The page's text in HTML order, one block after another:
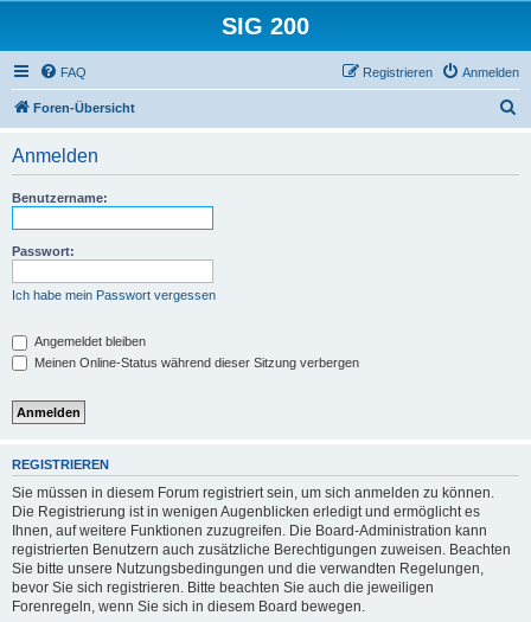
SIG 200
FAQ Anmelden
Registrieren
Foren-Übersicht
Anmelden
Benutzername:
Passwort:
Ich habe mein Passwort vergessen
Angemeldet bleiben
Meinen Online-Status während dieser Sitzung verbergen
REGISTRIEREN
Sie müssen in diesem Forum registriert sein, um sich anmelden zu können.
Die Registrierung ist in wenigen Augenblicken erledigt und ermöglicht es
Ihnen, auf weitere Funktionen zuzugreifen. Die Board-Administration kann
registrierten Benutzern auch zusätzliche Berechtigungen zuweisen. Beachten
Sie bitte unsere Nutzungsbedingungen und die verwandten Regelungen,
bevor Sie sich registrieren. Bitte beachten Sie auch die jeweiligen
Forenregeln, wenn Sie sich in diesem Board bewegen.